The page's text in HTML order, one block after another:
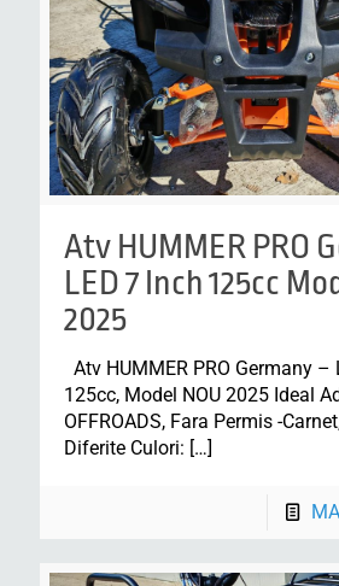
Atv HUMMER PRO
LED 7 Inch 125cc
2025
Atv HUMMER PRO Germany –
125cc, Model NOU 2025 Ideal
OFFROADS, Fara Permis -
Diferite Culori: […]